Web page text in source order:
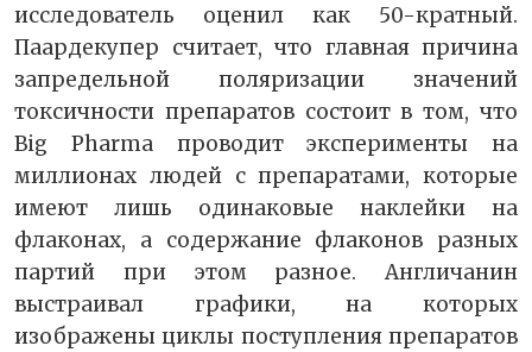
исследователь оценил как 50-кратный.
Паардекупер считает, что главная причина
запредельной поляризации значений
токсичности препаратов состоит в том, что
Big Pharma проводит эксперименты на
миллионах людей с препаратами, которые
имеют лишь одинаковые наклейки на
флаконах, а содержание флаконов разных
партий при этом разное. Англичанин
выстраивал графики, на которых
изображены циклы поступления препаратов